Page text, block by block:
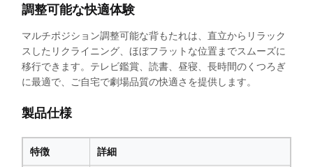
調整可能な快適体験
マルチポジション調整可能な背もたれは、直立からリラック
スしたリクライニング、ほぼフラットな位置までスムーズに
移行できます。テレビ鑑賞、読書、昼寝、長時間のくつろぎ
に最適で、ご自宅で劇場品質の快適さを提供します。
製品仕様
特徴 詳細